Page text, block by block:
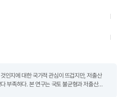
인지에 대한 국가적 관심이 뜨겁지만, 저출산
부족하다. 본 연구는 국토 불균형과 저출산